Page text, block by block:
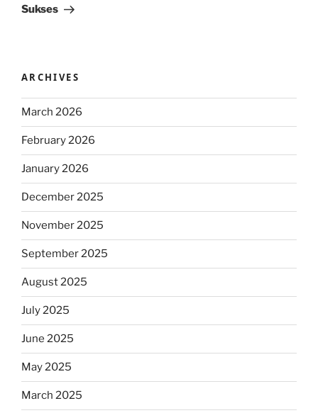
Sukses
ARCHIVES
March 2026
February 2026
January 2026
December 2025
November 2025
September 2025
August 2025
July 2025
June 2025
May 2025
March 2025